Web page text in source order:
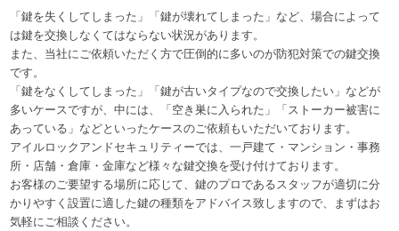
「鍵を失くしてしまった」「鍵が壊れてしまった」など、場合によって
は鍵を交換しなくてはならない状況があります。
また、当社にご依頼いただく方で圧倒的に多いのが防犯対策での鍵交換
です。
「鍵をなくしてしまった」「鍵が古いタイプなので交換したい」などが
多いケースですが、中には、「空き巣に入られた」「ストーカー被害に
あっている」などといったケースのご依頼もいただいております。
アイルロックアンドセキュリティーでは、一戸建て・マンション・事務
所・店舗・倉庫・金庫など様々な鍵交換を受け付けております。
お客様のご要望する場所に応じて、鍵のプロであるスタッフが適切に分
かりやすく設置に適した鍵の種類をアドバイス致しますので、まずはお
気軽にご相談ください。